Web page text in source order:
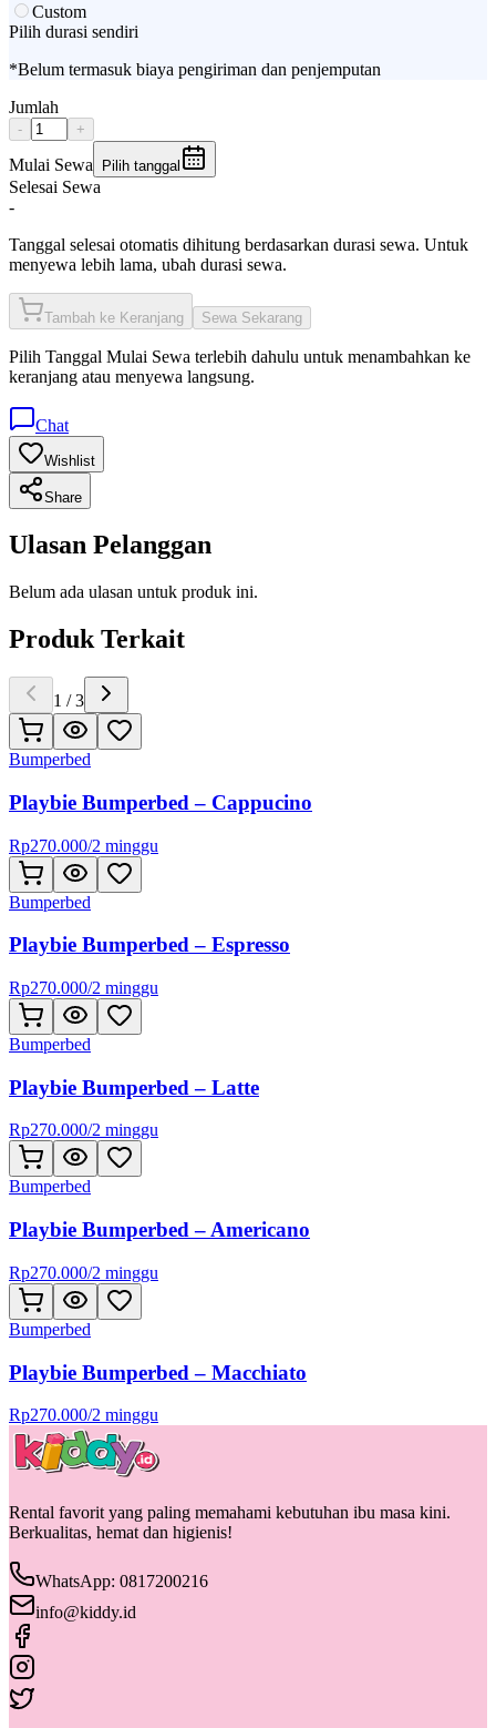
Custom
Pilih durasi sendiri
*Belum termasuk biaya pengiriman dan penjemputan
Jumlah
- +
Mulai Sewa Pilih tanggal
Selesai Sewa
-
Tanggal selesai otomatis dihitung berdasarkan durasi sewa. Untuk
menyewa lebih lama, ubah durasi sewa.
Tambah ke Keranjang Sewa Sekarang
Pilih Tanggal Mulai Sewa terlebih dahulu untuk menambahkan ke
keranjang atau menyewa langsung.
Chat
Wishlist
Share
Ulasan Pelanggan
Belum ada ulasan untuk produk ini.
Produk Terkait
1 /3
Bumperbed
Playbie Bumperbed – Cappucino
Rp270.000/2 minggu
Bumperbed
Playbie Bumperbed – Espresso
Rp270.000/2 minggu
Bumperbed
Playbie Bumperbed – Latte
Rp270.000/2 minggu
Bumperbed
Playbie Bumperbed – Americano
Rp270.000/2 minggu
Bumperbed
Playbie Bumperbed – Macchiato
Rp270.000/2 minggu
Rental favorit yang paling memahami kebutuhan ibu masa kini.
Berkualitas, hemat dan higienis!
WhatsApp: 0817200216
info@kiddy.id